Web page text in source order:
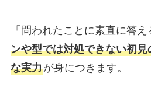
「問われたことに素直に答え
ンや型では対処できない初
な実力が身につきます。